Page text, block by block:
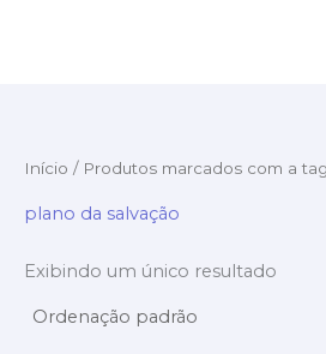
Início / Produtos marcados com a
plano da salvação
Exibindo um único resultado